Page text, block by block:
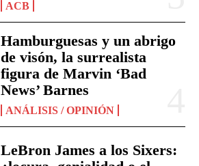
ACB
Hamburguesas y un abrigo
de visón, la surrealista
figura de Marvin ‘Bad
News’ Barnes
ANÁLISIS / OPINIÓN
LeBron James a los Sixers: